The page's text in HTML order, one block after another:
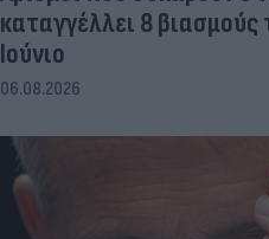
καταγγέλλει 8
Ιούνιο
06.08.2026